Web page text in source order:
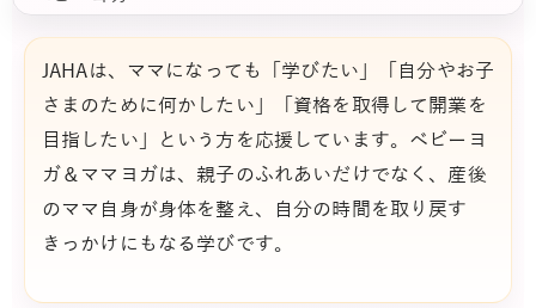
JAHAは、ママになっても「学びたい」「自分やお子
さまのために何かしたい」「資格を取得して開業を
目指したい」という方を応援しています。ベビーヨ
ガ＆ママヨガは、親子のふれあいだけでなく、産後
のママ自身が身体を整え、自分の時間を取り戻す
きっかけにもなる学びです。